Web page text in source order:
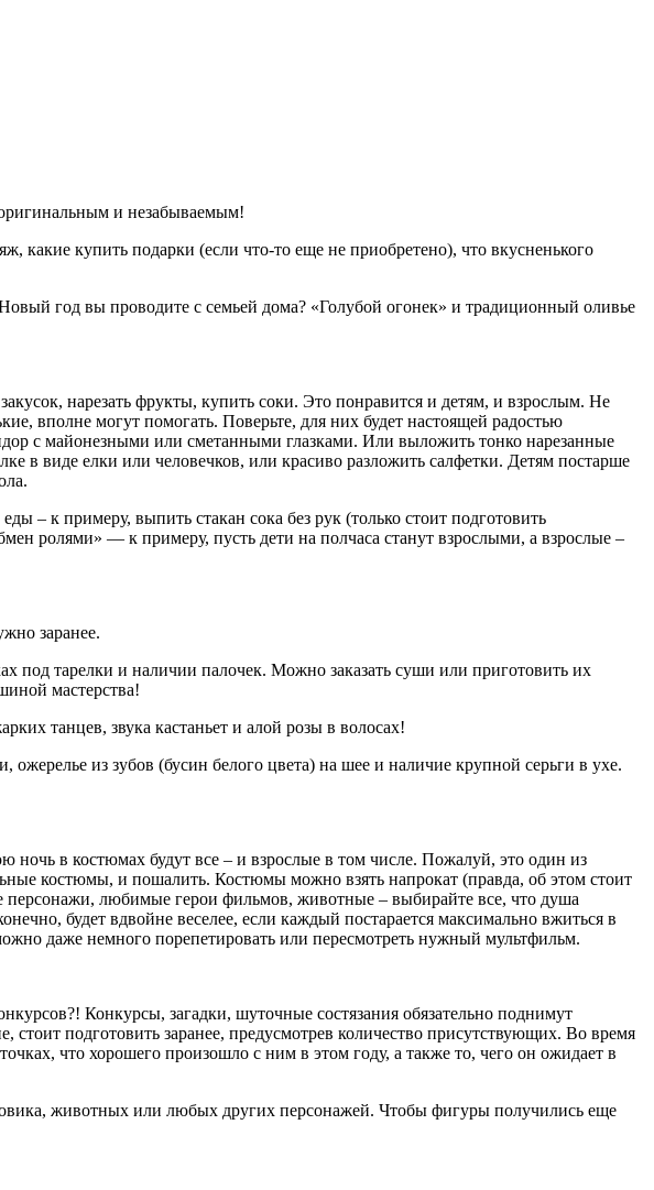
и незабываемым!
какие купить подарки (если что-то еще не приобретено), что вкусненького
год вы проводите с семьей дома? «Голубой огонек» и традиционный оливье
нарезать фрукты, купить соки. Это понравится и детям, и взрослым. Не
вполне могут помогать. Поверьте, для них будет настоящей радостью
с майонезными или сметанными глазками. Или выложить тонко нарезанные
в виде елки или человечков, или красиво разложить салфетки. Детям постарше
– к примеру, выпить стакан сока без рук (только стоит подготовить
ролями» — к примеру, пусть дети на полчаса станут взрослыми, а взрослые –
заранее.
под тарелки и наличии палочек. Можно заказать суши или приготовить их
мастерства!
танцев, звука кастаньет и алой розы в волосах!
из зубов (бусин белого цвета) на шее и наличие крупной серьги в ухе.
ночь в костюмах будут все – и взрослые в том числе. Пожалуй, это один из
костюмы, и пошалить. Костюмы можно взять напрокат (правда, об этом стоит
персонажи, любимые герои фильмов, животные – выбирайте все, что душа
будет вдвойне веселее, если каждый постарается максимально вжиться в
даже немного порепетировать или пересмотреть нужный мультфильм.
Конкурсы, загадки, шуточные состязания обязательно поднимут
подготовить заранее, предусмотрев количество присутствующих. Во время
что хорошего произошло с ним в этом году, а также то, чего он ожидает в
животных или любых других персонажей. Чтобы фигуры получились еще